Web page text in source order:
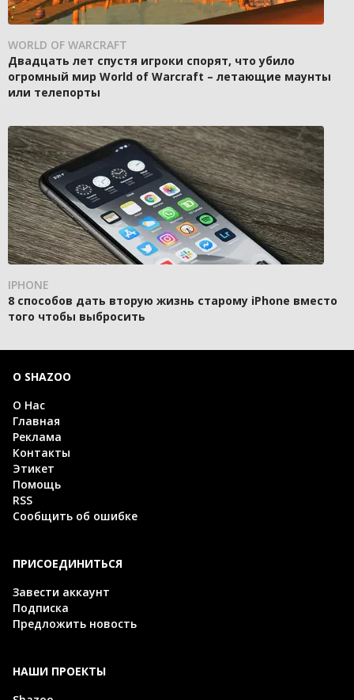
WORLD OF WARCRAFT
Двадцать лет спустя игроки спорят, что убило
огромный мир World of Warcraft – летающие маунты
или телепорты
IPHONE
8 способов дать вторую жизнь старому iPhone вместо
того чтобы выбросить
О SHAZOO
О Нас
Главная
Реклама
Контакты
Этикет
Помощь
RSS
Сообщить об ошибке
ПРИСОЕДИНИТЬСЯ
Завести аккаунт
Подписка
Предложить новость
НАШИ ПРОЕКТЫ